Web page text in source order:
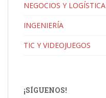
NEGOCIOS Y LOGÍSTICA
INGENIERÍA
TIC Y VIDEOJUEGOS
¡SÍGUENOS!